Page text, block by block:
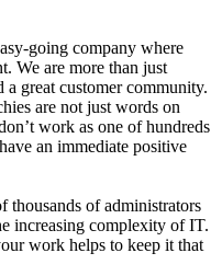
going company where
We are more than just
a great customer community.
are not just words on
work as one of hundreds
an immediate positive
thousands of administrators
increasing complexity of IT.
work helps to keep it that